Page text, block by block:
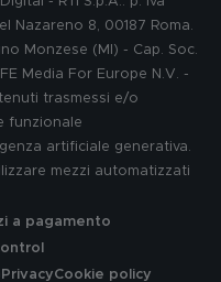
Nazareno 8, 00187 Roma.
Monzese (MI) - Cap. Soc.
Media For Europe N.V. -
trasmessi e/o
funzionale
artificiale generativa.
mezzi automatizzati
a pagamento
PrivacyCookie policy